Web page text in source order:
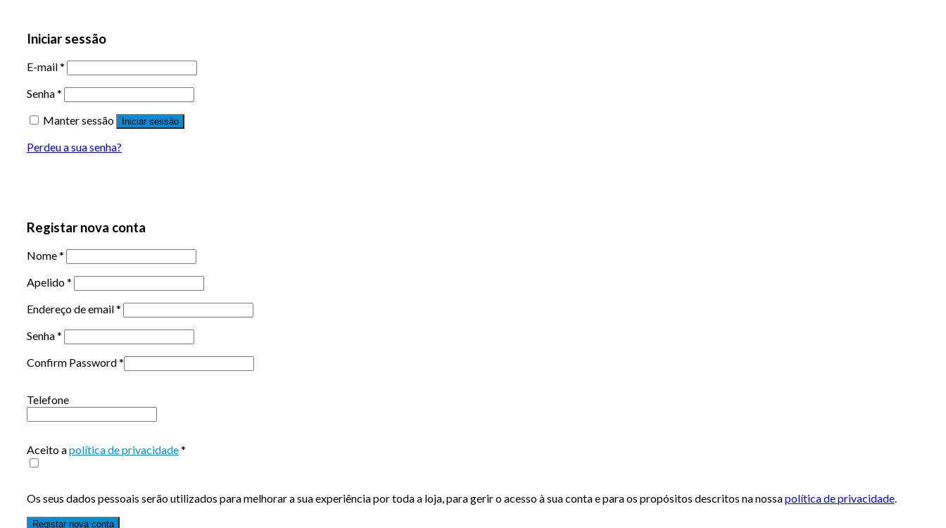
Iniciar sessão
E-mail*
Senha*
Manter sessão
Iniciar sessão
Perdeu a sua senha?
Registar nova conta
Nome*
Apelido*
Endereço de email*
Senha*
Confirm Password*
Telefone
Aceito apolítica de privacidade*
Os seus dados pessoais serão utilizados para melhorar a sua experiência por toda a loja, para gerir o acesso à sua conta e para os propósitos descritos na nossapolítica de privacidade.
Registar nova conta